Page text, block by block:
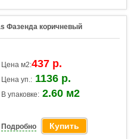
Фазенда коричневый
Цена м2:437 р.
Цена уп.: 1136 р.
В упаковке: 2.60 м2
Подробно Купить